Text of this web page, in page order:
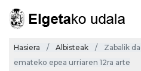
Hasiera Albisteak
Zabalik
emateko epea urriaren 12ra arte